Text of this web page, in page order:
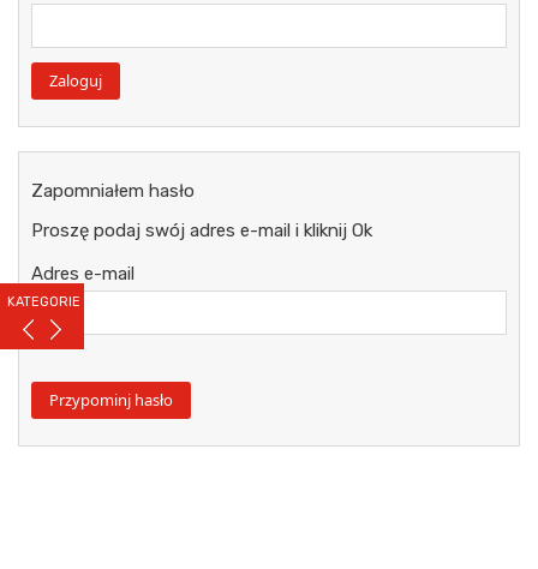
KATEGORIE
Zapomniałem hasło
Proszę podaj swój adres e-mail i kliknij Ok
Adres e-mail